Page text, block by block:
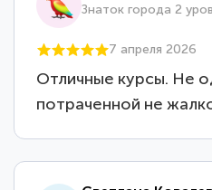
Знаток города 2
7 апреля 2026
Отличные курсы. Не
потраченной не